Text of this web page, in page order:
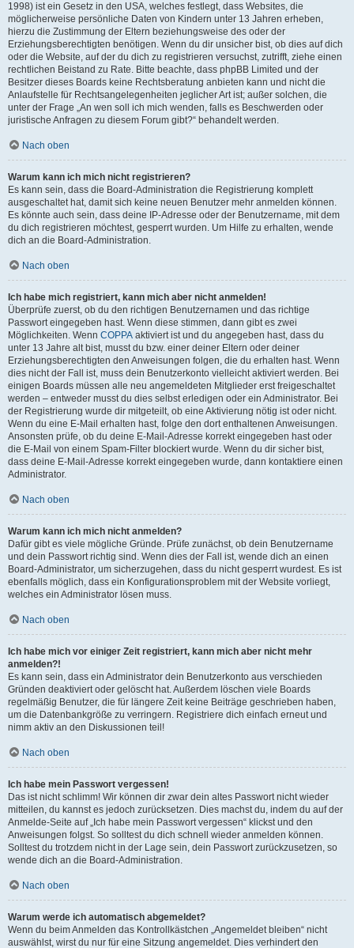
1998) ist ein Gesetz in den USA, welches festlegt, dass Websites, die
möglicherweise persönliche Daten von Kindern unter 13 Jahren erheben,
hierzu die Zustimmung der Eltern beziehungsweise des oder der
Erziehungsberechtigten benötigen. Wenn du dir unsicher bist, ob dies auf dich
oder die Website, auf der du dich zu registrieren versuchst, zutrifft, ziehe einen
rechtlichen Beistand zu Rate. Bitte beachte, dass phpBB Limited und der
Besitzer dieses Boards keine Rechtsberatung anbieten kann und nicht die
Anlaufstelle für Rechtsangelegenheiten jeglicher Art ist; außer solchen, die
unter der Frage „An wen soll ich mich wenden, falls es Beschwerden oder
juristische Anfragen zu diesem Forum gibt?“ behandelt werden.
Nach oben
Warum kann ich mich nicht registrieren?
Es kann sein, dass die Board-Administration die Registrierung komplett
ausgeschaltet hat, damit sich keine neuen Benutzer mehr anmelden können.
Es könnte auch sein, dass deine IP-Adresse oder der Benutzername, mit dem
du dich registrieren möchtest, gesperrt wurden. Um Hilfe zu erhalten, wende
dich an die Board-Administration.
Nach oben
Ich habe mich registriert, kann mich aber nicht anmelden!
Überprüfe zuerst, ob du den richtigen Benutzernamen und das richtige
Passwort eingegeben hast. Wenn diese stimmen, dann gibt es zwei
Möglichkeiten. Wenn COPPA aktiviert ist und du angegeben hast, dass du
unter 13 Jahre alt bist, musst du bzw. einer deiner Eltern oder deiner
Erziehungsberechtigten den Anweisungen folgen, die du erhalten hast. Wenn
dies nicht der Fall ist, muss dein Benutzerkonto vielleicht aktiviert werden. Bei
einigen Boards müssen alle neu angemeldeten Mitglieder erst freigeschaltet
werden – entweder musst du dies selbst erledigen oder ein Administrator. Bei
der Registrierung wurde dir mitgeteilt, ob eine Aktivierung nötig ist oder nicht.
Wenn du eine E-Mail erhalten hast, folge den dort enthaltenen Anweisungen.
Ansonsten prüfe, ob du deine E-Mail-Adresse korrekt eingegeben hast oder
die E-Mail von einem Spam-Filter blockiert wurde. Wenn du dir sicher bist,
dass deine E-Mail-Adresse korrekt eingegeben wurde, dann kontaktiere einen
Administrator.
Nach oben
Warum kann ich mich nicht anmelden?
Dafür gibt es viele mögliche Gründe. Prüfe zunächst, ob dein Benutzername
und dein Passwort richtig sind. Wenn dies der Fall ist, wende dich an einen
Board-Administrator, um sicherzugehen, dass du nicht gesperrt wurdest. Es ist
ebenfalls möglich, dass ein Konfigurationsproblem mit der Website vorliegt,
welches ein Administrator lösen muss.
Nach oben
Ich habe mich vor einiger Zeit registriert, kann mich aber nicht mehr
anmelden?!
Es kann sein, dass ein Administrator dein Benutzerkonto aus verschieden
Gründen deaktiviert oder gelöscht hat. Außerdem löschen viele Boards
regelmäßig Benutzer, die für längere Zeit keine Beiträge geschrieben haben,
um die Datenbankgröße zu verringern. Registriere dich einfach erneut und
nimm aktiv an den Diskussionen teil!
Nach oben
Ich habe mein Passwort vergessen!
Das ist nicht schlimm! Wir können dir zwar dein altes Passwort nicht wieder
mitteilen, du kannst es jedoch zurücksetzen. Dies machst du, indem du auf der
Anmelde-Seite auf „Ich habe mein Passwort vergessen“ klickst und den
Anweisungen folgst. So solltest du dich schnell wieder anmelden können.
Solltest du trotzdem nicht in der Lage sein, dein Passwort zurückzusetzen, so
wende dich an die Board-Administration.
Nach oben
Warum werde ich automatisch abgemeldet?
Wenn du beim Anmelden das Kontrollkästchen „Angemeldet bleiben“ nicht
auswählst, wirst du nur für eine Sitzung angemeldet. Dies verhindert den